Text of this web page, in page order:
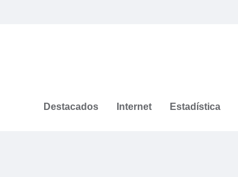
Destacados Internet Estadística